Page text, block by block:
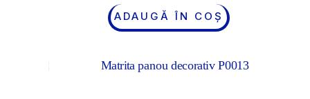
ADAUGĂ ÎN COȘ